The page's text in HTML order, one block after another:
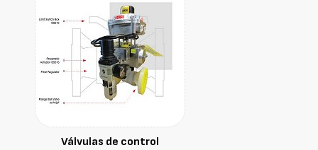
Válvulas de control